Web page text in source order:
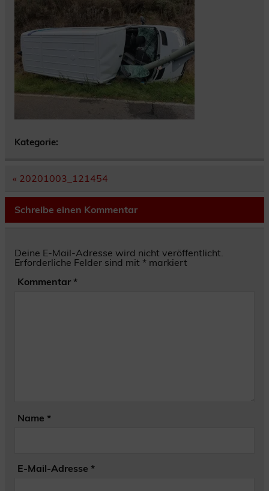
Kategorie:
Beitragsnavigation
« 20201003_121454
Schreibe einen Kommentar
Deine E-Mail-Adresse wird nicht veröffentlicht.
Erforderliche Felder sind mit * markiert
Kommentar *
Name *
E-Mail-Adresse *